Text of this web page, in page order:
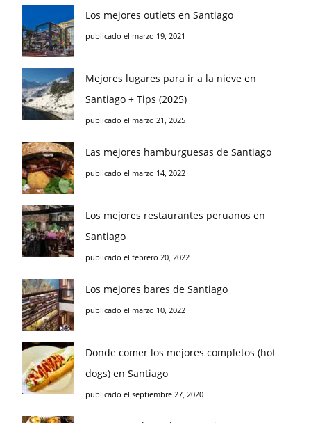
Los mejores outlets en Santiago
publicado el marzo 19, 2021
Mejores lugares para ir a la nieve en
Santiago + Tips (2025)
publicado el marzo 21, 2025
Las mejores hamburguesas de Santiago
publicado el marzo 14, 2022
Los mejores restaurantes peruanos en
Santiago
publicado el febrero 20, 2022
Los mejores bares de Santiago
publicado el marzo 10, 2022
Donde comer los mejores completos (hot
dogs) en Santiago
publicado el septiembre 27, 2020